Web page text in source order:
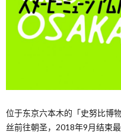
位于东京六本木的「史努比博
丝前往朝圣，2018年9月结束